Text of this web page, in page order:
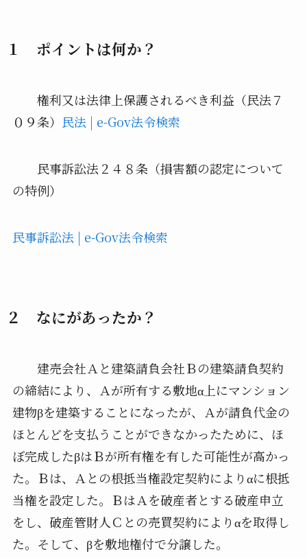
１ ポイントは何か？
権利又は法律上保護されるべき利益（民法７
０９条） 民法 | e-Gov法令検索
民事訴訟法２４８条（損害額の認定について
の特例）
民事訴訟法 | e-Gov法令検索
２ なにがあったか？
建売会社Ａと建築請負会社Ｂの建築請負契約
の締結により、Ａが所有する敷地α上にマンション
建物βを建築することになったが、Ａが請負代金の
ほとんどを支払うことができなかったために、ほ
ぼ完成したβはＢが所有権を有した可能性が高かっ
た。Ｂは、Ａとの根抵当権設定契約によりαに根抵
当権を設定した。ＢはＡを破産者とする破産申立
をし、破産管財人Ｃとの売買契約によりαを取得し
た。そして、βを敷地権付で分譲した。